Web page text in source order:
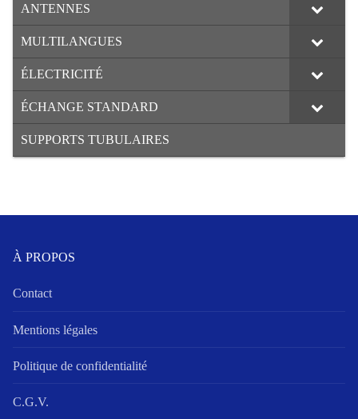
ANTENNES
MULTILANGUES
ÉLECTRICITÉ
ÉCHANGE STANDARD
SUPPORTS TUBULAIRES
À PROPOS
Contact
Mentions légales
Politique de confidentialité
C.G.V.